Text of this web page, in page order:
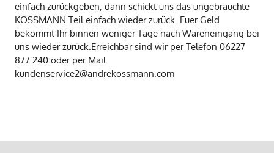
einfach zurückgeben, dann schickt uns das ungebrauchte
KOSSMANN Teil einfach wieder zurück. Euer Geld
bekommt Ihr binnen weniger Tage nach Wareneingang bei
uns wieder zurück.Erreichbar sind wir per Telefon 06227
877 240 oder per Mail
kundenservice2@andrekossmann.com